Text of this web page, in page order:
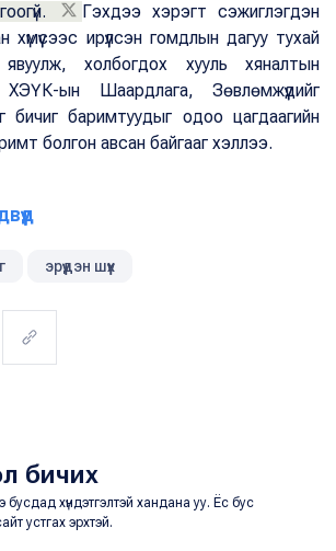
Гэхдээ хэрэгт сэжиглэгдэн
ирүүлсэн гомдлын дагуу тухай
явуулж, холбогдох хууль хяналтын
ХЭҮК-ын Шаардлага, Зөвлөмжүүдийг
бичиг баримтуудыг одоо цагдаагийн
болгон авсан байгааг хэллээ.
эрүүдэн шүүх
бичих
бусдад хүндэтгэлтэй хандана уу. Ёс бус
устгах эрхтэй.